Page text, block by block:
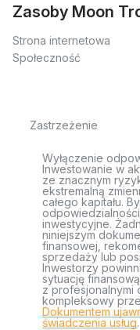
Zasoby Moon
Strona internetowa
Społeczność
Zastrzeżenie
Wyłączenie
Inwestowanie w
ze znacznym
ekstremalną
całego kapitału.
inwestycyjne.
niniejszym
finansowej,
sprzedaży lub
Inwestorzy
sytuację
z profesjonalnymi
kompleksowy
Dokumentem
świadczenia usług.